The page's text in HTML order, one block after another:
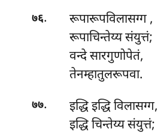
७६. रूपारूपविलासग्ग ,
रूपाचिन्तेय्य संयुत्तं;
वन्दे सारगुणोपेतं,
तेनम्हातुलरूपवा.
७७. इद्धिइद्धि विलासग्ग,
इद्धि चिन्तेय्य संयुत्तं;